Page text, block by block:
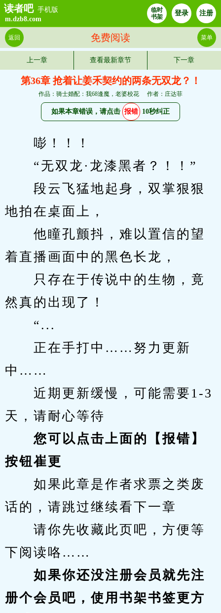
读者吧 手机版
m.dzb8.com
临时
书架
登录 注册
免费阅读
返回 菜单
上一章 查看最新章节 下一章
第36章 抢着让姜禾契约的两条无双龙？！
作品：骑士婚配：我68逢魔，老婆校花 作者：庄达菲
如果本章错误，请点击 报错 10秒纠正
嘭！！！
“无双龙·龙漆黑者？！！”
段云飞猛地起身，双掌狠狠
地拍在桌面上，
他瞳孔颤抖，难以置信的望
着直播画面中的黑色长龙，
只存在于传说中的生物，竟
然真的出现了！
“...
正在手打中……努力更新
中……
近期更新缓慢，可能需要1-3
天，请耐心等待
您可以点击上面的【报错】
按钮崔更
如果此章是作者求票之类废
话的，请跳过继续看下一章
请你先收藏此页吧，方便等
下阅读咯……
如果你还没注册会员就先注
册个会员吧，使用书架书签更方